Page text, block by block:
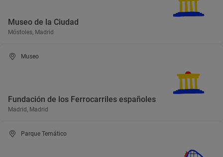
Museo de la Ciudad
Móstoles, Madrid
Museo
Fundación de los Ferrocarriles españoles
Madrid, Madrid
Parque Temático